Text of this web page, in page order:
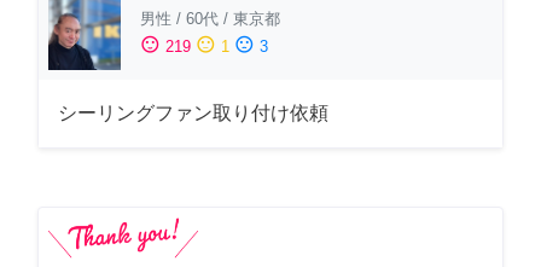
男性 / 60代 / 東京都
sentiment_satisfied 219 sentiment_neutral 1 sentiment_dissatisfied 3
シーリングファン取り付け依頼